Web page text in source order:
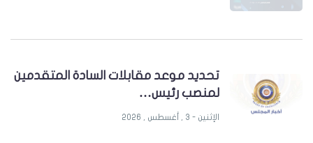
تحديد موعد مقابلات السادة المتقدمين
لمنصب رئيس…
الإثنين - 3 , أغسطس , 2026